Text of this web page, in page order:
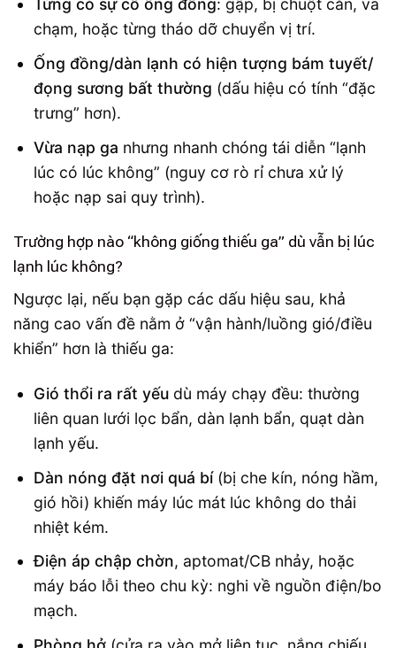
Từng có sự cố ống đồng: gập, bị chuột cắn, va
chạm, hoặc từng tháo dỡ chuyển vị trí.
Ống đồng/dàn lạnh có hiện tượng bám tuyết/
đọng sương bất thường (dấu hiệu có tính “đặc
trưng” hơn).
Vừa nạp ga nhưng nhanh chóng tái diễn “lạnh
lúc có lúc không” (nguy cơ rò rỉ chưa xử lý
hoặc nạp sai quy trình).
Trường hợp nào “không giống thiếu ga” dù vẫn bị lúc
lạnh lúc không?
Ngược lại, nếu bạn gặp các dấu hiệu sau, khả
năng cao vấn đề nằm ở “vận hành/luồng gió/điều
khiển” hơn là thiếu ga:
Gió thổi ra rất yếudù máy chạy đều: thường
liên quan lưới lọc bẩn, dàn lạnh bẩn, quạt dàn
lạnh yếu.
Dàn nóng đặt nơi quá bí(bị che kín, nóng hầm,
gió hồi) khiến máy lúc mát lúc không do thải
nhiệt kém.
Điện áp chập chờn, aptomat/CB nhảy, hoặc
máy báo lỗi theo chu kỳ: nghi về nguồn điện/bo
mạch.